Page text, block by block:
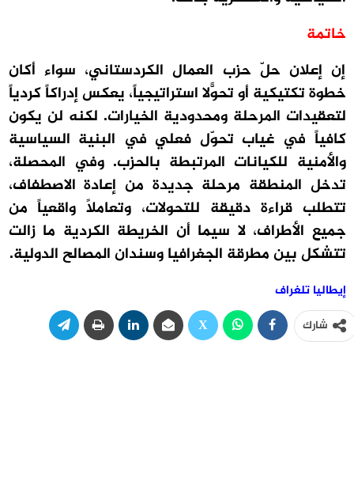
خاتمة
إن إعلان حلّ حزب العمال الكردستاني، سواء أكان
خطوة تكتيكية أو تحوّلاً استراتيجياً، يعكس إدراكاً كردياً
لتعقيدات المرحلة ومحدودية الخيارات. لكنه لن يكون
كافياً في غياب تحوّل فعلي في البنية السياسية
والأمنية للكيانات المرتبطة بالحزب. وفي المحصلة،
تدخل المنطقة مرحلة جديدة من إعادة الاصطفاف،
تتطلب قراءة دقيقة للتحولات، وتعاملاً واقعياً من
جميع الأطراف، لا سيما أن الخريطة الكردية ما زالت
تتشكل بين مطرقة الجغرافيا وسندان المصالح الدولية.
إيطاليا تلغراف
شارك